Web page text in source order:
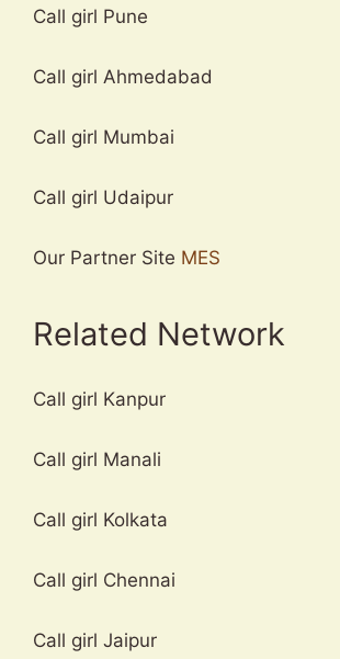
Call girl Pune
Call girl Ahmedabad
Call girl Mumbai
Call girl Udaipur
Our Partner Site MES
Related Network
Call girl Kanpur
Call girl Manali
Call girl Kolkata
Call girl Chennai
Call girl Jaipur